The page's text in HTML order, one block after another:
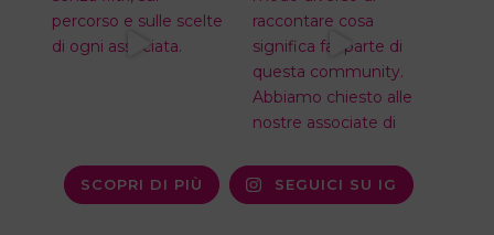
SCOPRI DI PIÙ SEGUICI SU IG